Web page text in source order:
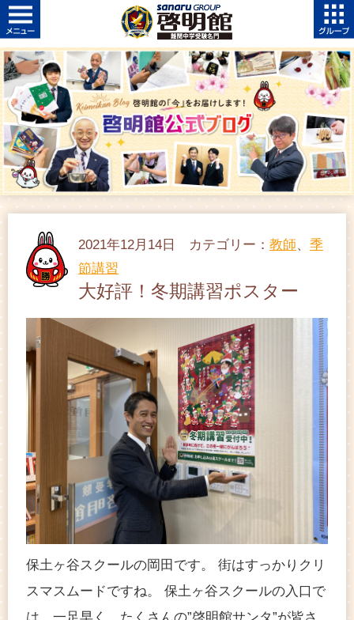
2021年12月14日 カテゴリー： 教師、 季
節講習
大好評！冬期講習ポスター
保土ヶ谷スクールの岡田です。 街はすっかりクリ
スマスムードですね。 保土ヶ谷スクールの入口で